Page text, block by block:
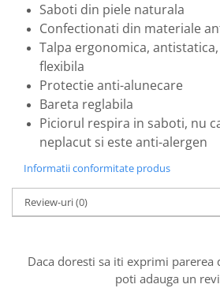
Saboti din piele naturala
Confectionati din materiale
Talpa ergonomica,
flexibila
Protectie anti-alunecare
Bareta reglabila
Piciorul respira in saboti, nu
neplacut si este anti-alergen
Informatii conformitate produs
Review-uri(0)
Daca doresti sa iti exprimi parerea
poti adauga un